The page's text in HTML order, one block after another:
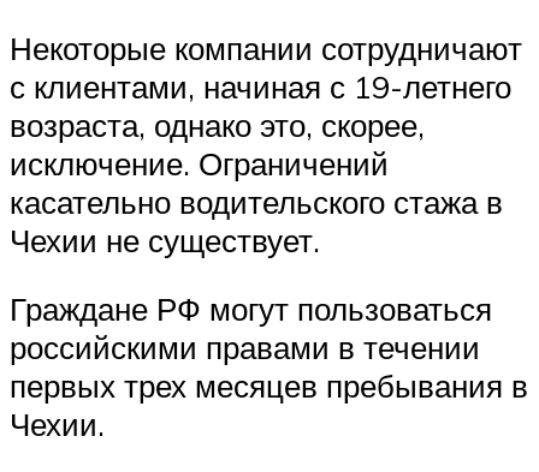
Некоторые компании сотрудничают
с клиентами, начиная с 19-летнего
возраста, однако это, скорее,
исключение. Ограничений
касательно водительского стажа в
Чехии не существует.
Граждане РФ могут пользоваться
российскими правами в течении
первых трех месяцев пребывания в
Чехии.